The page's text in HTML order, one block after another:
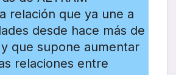
relación que ya une a
desde hace más de
que supone aumentar
relaciones entre